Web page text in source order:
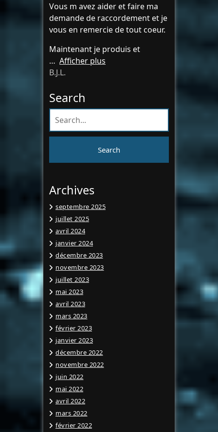
Vous m avez aider et faire ma
demande de raccordement et je
vous en remercie de tout coeur.
Maintenant je produis et
Afficher plus
B.J.L.
Search
Archives
septembre 2025
juillet 2025
avril 2024
janvier 2024
décembre 2023
novembre 2023
juillet 2023
mai 2023
avril 2023
mars 2023
février 2023
janvier 2023
décembre 2022
novembre 2022
juin 2022
mai 2022
avril 2022
mars 2022
février 2022